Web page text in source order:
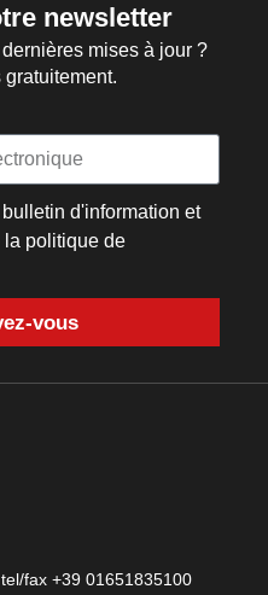
newsletter
mises à jour ?
gratuitement.
d'information et
la politique de
vous
fax +39 01651835100